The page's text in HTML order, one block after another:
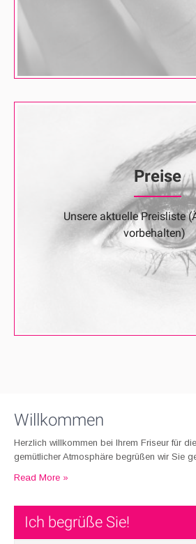
Preise
Unsere aktuelle Preisliste
vorbehalten)
Willkommen
Herzlich willkommen bei Ihrem Friseur für
gemütlicher Atmosphäre begrüßen wir Sie
Read More »
Ich begrüße Sie!